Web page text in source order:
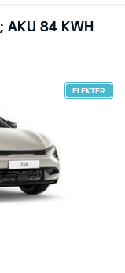
AKU 84 KWH
ELEKTER